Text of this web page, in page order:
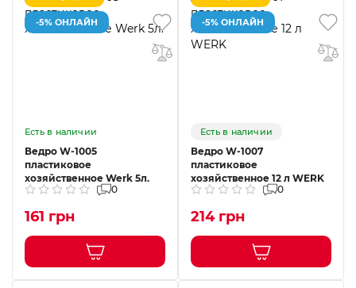
-5% ОНЛАЙН
Есть в наличии
Ведро W-1005
пластиковое
хозяйственное Werk 5л.
0
161 грн
-5% ОНЛАЙН
Есть в наличии
Ведро W-1007
пластиковое
хозяйственное 12 л WERK
0
214 грн